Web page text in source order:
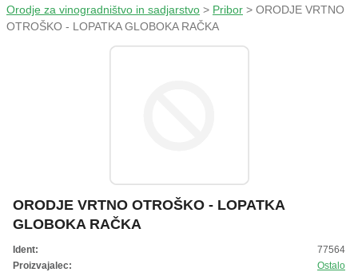
ZUNANJA UREDITEV
ŠIROKA POTROŠNJA
Orodje za vinogradništvo in sadjarstvo > Pribor > ORODJE VRTNO
OTROŠKO - LOPATKA GLOBOKA RAČKA
ORODJE VRTNO OTROŠKO - LOPATKA
GLOBOKA RAČKA
Ident:
77564
Proizvajalec:
Ostalo